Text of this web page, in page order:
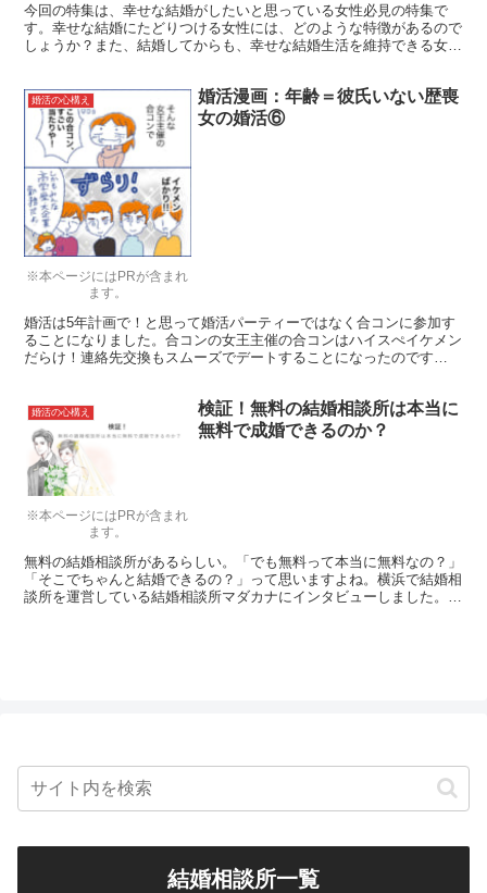
今回の特集は、幸せな結婚がしたいと思っている女性必見の特集で
す。幸せな結婚にたどりつける女性には、どのような特徴があるので
しょうか？また、結婚してからも、幸せな結婚生活を維持できる女性
※本ページにはPRが含まれ
ます。
婚活の心構え
婚活漫画：年齢＝彼氏いない歴喪
女の婚活⑥
婚活は5年計画で！と思って婚活パーティーではなく合コンに参加す
ることになりました。合コンの女王主催の合コンはハイスぺイケメン
だらけ！連絡先交換もスムーズでデートすることになったのです
※本ページにはPRが含まれ
ます。
婚活の心構え
検証！無料の結婚相談所は本当に
無料で成婚できるのか？
無料の結婚相談所があるらしい。「でも無料って本当に無料なの？」
「そこでちゃんと結婚できるの？」って思いますよね。横浜で結婚相
談所を運営している結婚相談所マダカナにインタビューしました。
結婚相談所一覧